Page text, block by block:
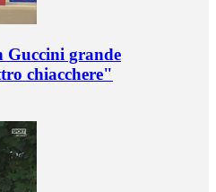
Guccini grande
chiacchere"